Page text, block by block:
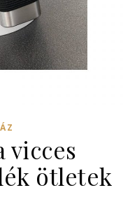
vicces
ötletek